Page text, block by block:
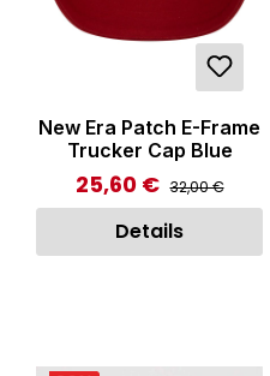
New Era Patch E-Frame
Trucker Cap Blue
Verkaufspreis:
25,60 € Regulärer Preis:
32,00 €
Details